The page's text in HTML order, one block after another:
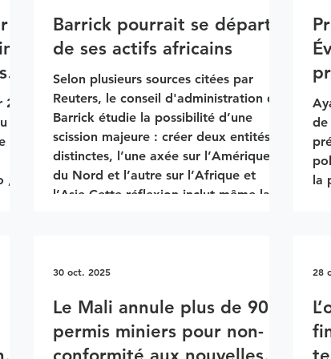
du Congo en juin, avec exportations
immédiates. Le projet est opéré via la
société publique Cominière
,
en
,
Barrick pourrait se départir
de ses actifs africains
Selon plusieurs sources citées par
Reuters, le conseil d'administration de
Barrick étudie la possibilité d’une
scission majeure : créer deux entités
distinctes, l’une axée sur l’Amérique
du Nord et l’autre sur l’Afrique et
l’Asie.Cette réflexion inclut même la
financement sécurisé. La démarche
stratégique par rapport à la fusion
avec
de
la
Le Mali annule plus de 90
permis miniers pour non-
30 oct. 2025 28